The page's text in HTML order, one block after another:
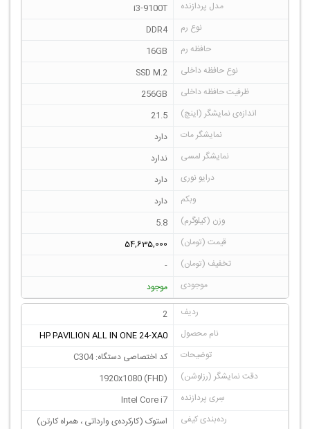
i3-9100T
DDR4
16GB
SSD M.2
256GB
21.5
دارد
ندارد
دارد
دارد
5.8
54,635,000
-
موجود
2
HP PAVILION ALL IN ONE 24-XA0
کد اختصاصی دستگاه: C304
1920x1080 (FHD)
Intel Core i7
استوک (کارکرده‌ی وارداتی ، همراه کارتن)